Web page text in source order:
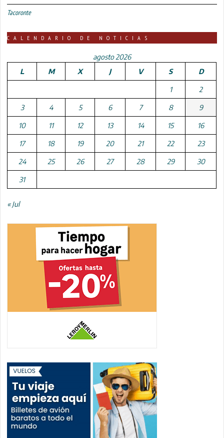
Tacoronte
CALENDARIO DE NOTICIAS
agosto 2026
L
M X J V S D
1 2
3 4 5 6 7 8 9
10 11 12 13 14 15 16
17 18 19 20 21 22 23
24 25 26 27 28 29 30
31
« Jul